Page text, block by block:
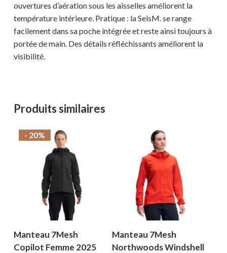
MAGASINER EN LIGNE
ouvertures d’aération sous les aisselles améliorent la
température intérieure. Pratique : la SeisM. se range
facilement dans sa poche intégrée et reste ainsi toujours à
portée de main. Des détails réfléchissants améliorent la
visibilité.
Produits similaires
- 20%
Manteau 7Mesh
Copilot Femme 2025
Manteau 7Mesh
Northwoods Windshell